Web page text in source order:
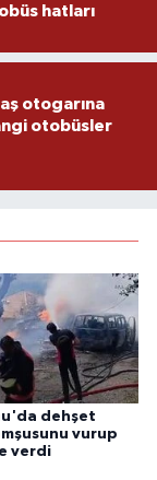
hatları
otogarına
otobüsler
dehşet
vurup
verdi